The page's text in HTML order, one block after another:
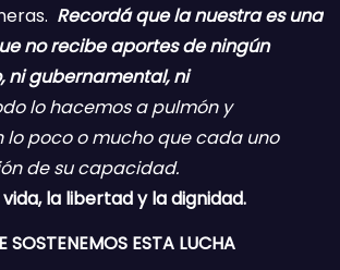
Recordá que la nuestra es una
no recibe aportes de ningún
ni gubernamental, ni
lo hacemos a pulmón y
lo poco o mucho que cada uno
de su capacidad.
la libertad y la dignidad.
SOSTENEMOS ESTA LUCHA